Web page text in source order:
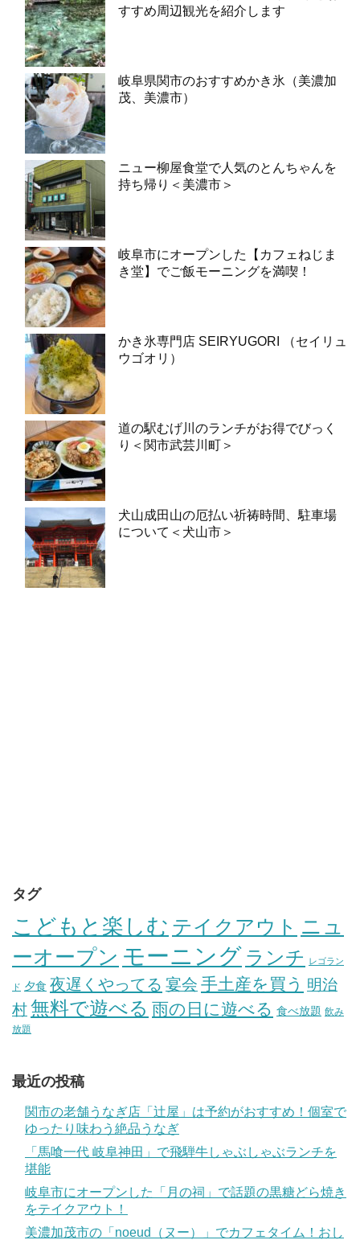
すすめ周辺観光を紹介します
岐阜県関市のおすすめかき氷（美濃加
茂、美濃市）
ニュー柳屋食堂で人気のとんちゃんを
持ち帰り＜美濃市＞
岐阜市にオープンした【カフェねじま
き堂】でご飯モーニングを満喫！
かき氷専門店 SEIRYUGORI （セイリュ
ウゴオリ）
道の駅むげ川のランチがお得でびっく
り＜関市武芸川町＞
犬山成田山の厄払い祈祷時間、駐車場
について＜犬山市＞
タグ
こどもと楽しむ テイクアウト ニュ
ーオープン モーニング ランチ レゴラン
ド 夕食 夜遅くやってる 宴会 手土産を買う 明治
村無料で遊べる 雨の日に遊べる 食べ放題 飲み
放題
最近の投稿
関市の老舗うなぎ店「辻屋」は予約がおすすめ！個室で
ゆったり味わう絶品うなぎ
「馬喰一代 岐阜神田」で飛騨牛しゃぶしゃぶランチを
堪能
岐阜市にオープンした「月の祠」で話題の黒糖どら焼き
をテイクアウト！
美濃加茂市の「noeud（ヌー）」でカフェタイム！おし